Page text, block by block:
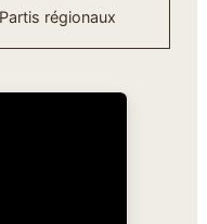
Partis régionaux